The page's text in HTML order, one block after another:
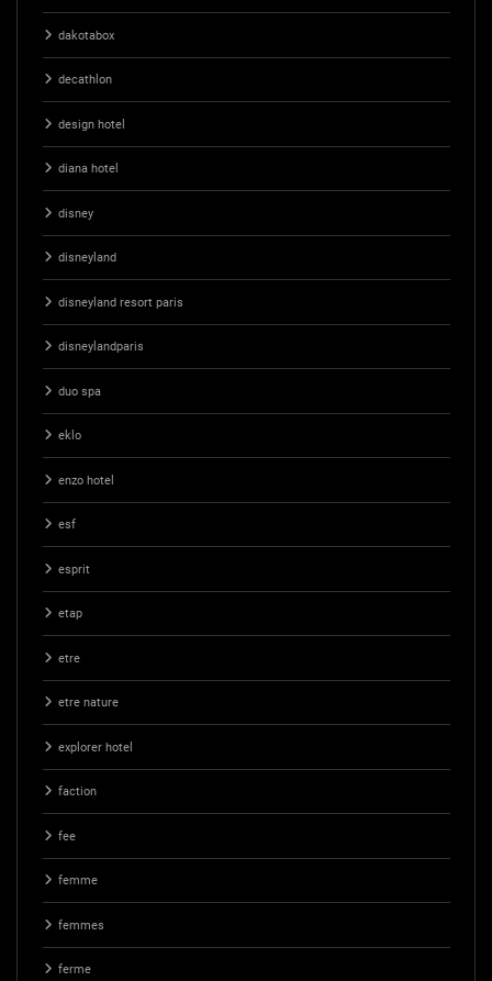
dakotabox
decathlon
design hotel
diana hotel
disney
disneyland
disneyland resort paris
disneylandparis
duo spa
eklo
enzo hotel
esf
esprit
etap
etre
etre nature
explorer hotel
faction
fee
femme
femmes
ferme